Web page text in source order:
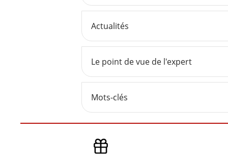
Actualités
Le point de vue de l'expert
Mots-clés